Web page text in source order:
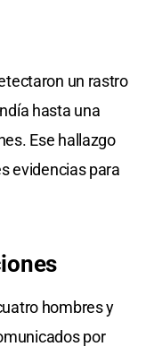
un rastro
hasta una
Ese hallazgo
evidencias para
hombres y
por